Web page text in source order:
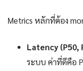
Metrics หลักที่ต้อง
Latency (P50,
ระบบ ค่าที่ดีคือ